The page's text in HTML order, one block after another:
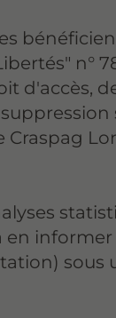
n°
d'accès,
Craspag
en informer
sous